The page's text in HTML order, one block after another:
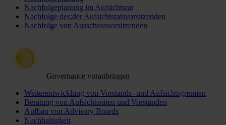
Nachfolgeplanung im Aufsichtsrat
Nachfolge des:der Aufsichtsratsvorsitzenden
Nachfolge von Ausschussvorsitzenden
Governance voranbringen
Weiterentwicklung von Vorstands- und Aufsichtsgremien
Beratung von Aufsichtsräten und Vorständen
Aufbau von Advisory Boards
Nachhaltigkeit